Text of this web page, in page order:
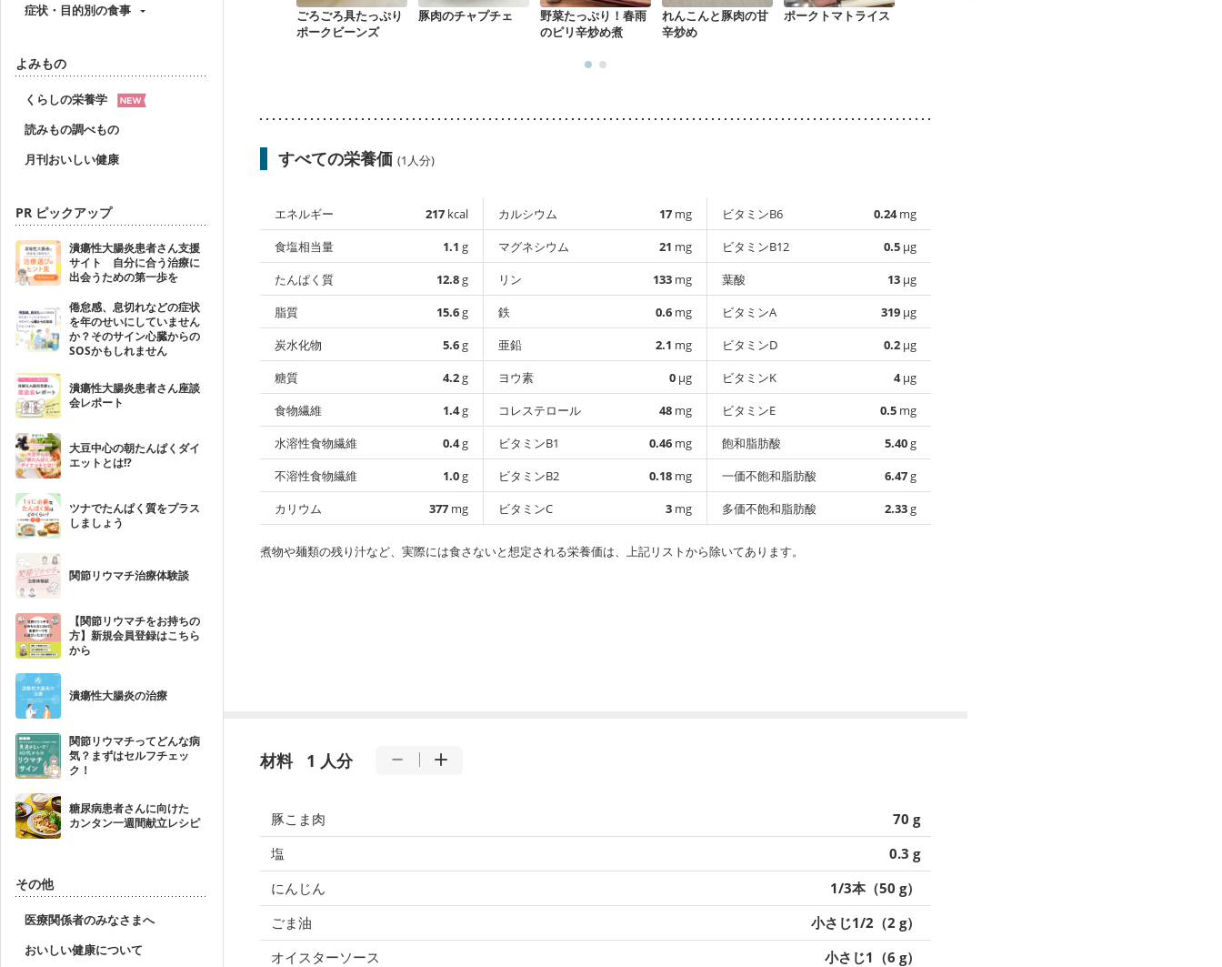
症状・目的別の食事
よみもの
くらしの栄養学
読みもの調べもの
月刊おいしい健康
PR ピックアップ
潰瘍性大腸炎患者さん支援
サイト 自分に合う治療に
出会うための第一歩を
倦怠感、息切れなどの症状
を年のせいにしていません
か？そのサイン心臓からの
SOSかもしれません
潰瘍性大腸炎患者さん座談
会レポート
大豆中心の朝たんぱくダイ
エットとは!?
ツナでたんぱく質をプラス
しましょう
関節リウマチ治療体験談
【関節リウマチをお持ちの
方】新規会員登録はこちら
から
潰瘍性大腸炎の治療
関節リウマチってどんな病
気？まずはセルフチェッ
ク！
糖尿病患者さんに向けた
カンタン一週間献立レシピ
その他
医療関係者のみなさまへ
おいしい健康について
ごろごろ具たっぷり
ポークビーンズ
豚肉のチャプチェ
野菜たっぷり！春雨
のピリ辛炒め煮
れんこんと豚肉の甘
辛炒め
ポークトマトライス
すべての栄養価 (1人分)
エネルギー 217 kcal
食塩相当量
1.1 g
たんぱく質
12.8g
脂質
15.6g
炭水化物
5.6g
糖質
4.2g
食物繊維
1.4g
水溶性食物繊維
0.4g
不溶性食物繊維
1.0g
カリウム
377 mg
カルシウム 17 mg
マグネシウム
21 mg
リン
133 mg
鉄
0.6 mg
亜鉛
2.1 mg
ヨウ素
0 µg
コレステロール
48 mg
ビタミンB1
0.46 mg
ビタミンB2
0.18 mg
ビタミンC
3 mg
ビタミンB6 0.24mg
ビタミンB12
0.5 µg
葉酸
13 µg
ビタミンA
319 µg
ビタミンD
0.2 µg
ビタミンK
4µg
ビタミンE
0.5 mg
飽和脂肪酸
5.40g
一価不飽和脂肪酸
6.47g
多価不飽和脂肪酸
2.33g
煮物や麺類の残り汁など、実際には食さないと想定される栄養価は、上記リストから除いてあります。
材料 1 人分
豚こま肉
70 g
塩
0.3 g
にんじん
1/3本（50 g）
ごま油
小さじ1/2（2 g）
オイスターソース
小さじ1（6 g）